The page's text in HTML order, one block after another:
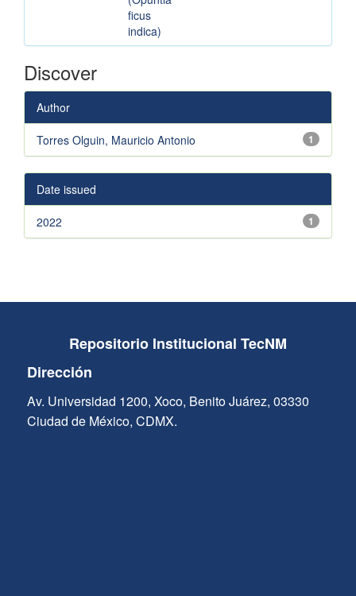
ficus
indica)
Discover
Author
1
Torres Olguin, Mauricio Antonio
Date issued
1
2022
Repositorio Institucional TecNM
Dirección
Av. Universidad 1200, Xoco, Benito Juárez, 03330
Ciudad de México, CDMX.